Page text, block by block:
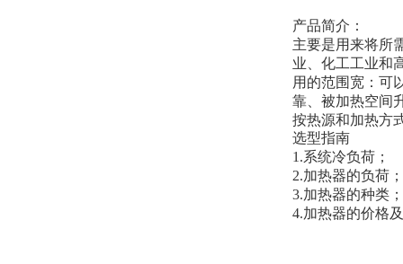
产品简介：
主要是用来将所
业、化工工业和
用的范围宽：可
靠、被加热空间
按热源和加热方
选型指南
1.系统冷负荷；
2.加热器的负荷；
3.加热器的种类；
4.加热器的价格